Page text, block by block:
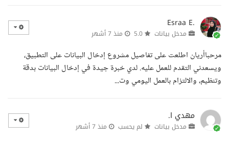
Esraa E.
مدخل بيانات منذ 7 أشهر
مرحباأريان اطلعت على تفاصيل مشروع إدخال البيانات على التطبيق،
ويسعدني التقدم للعمل عليه. لدي خبرة جيدة في إدخال البيانات بدقة
وتنظيم، والالتزام بالعمل اليومي وت...
مهدي ا.
مدخل بيانات لم يحسب منذ 7 أشهر